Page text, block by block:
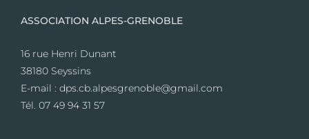
ASSOCIATION ALPES-GRENOBLE
16 rue Henri Dunant
38180 Seyssins
E-mail : dps.cb.alpesgrenoble@gmail.com
Tél. 07 49 94 31 57